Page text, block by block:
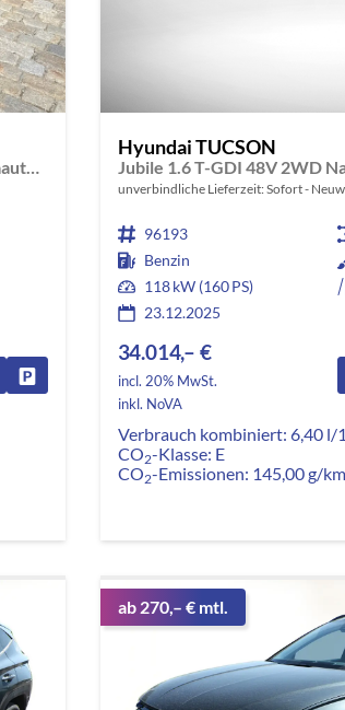
Jubile 1.6 T-GDI 48V 2WD Navi-17"-2 Zonen Klimaautomatik-LED-Kamera-Sofort
Fahrzeug parken
Hyundai TUCSON
unverbindliche Lieferzeit: Sofort
96193
Benzin
118 kW (160 PS)
23.12.2025
34.014,– €
incl. 20% MwSt.
inkl. NoVA
Verbrauch kombiniert: 6,40 l/
CO2-Klasse: E
CO2-Emissionen: 145,00 g/km
ab 270,– € mtl.